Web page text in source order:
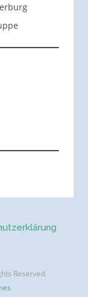
Reserved.